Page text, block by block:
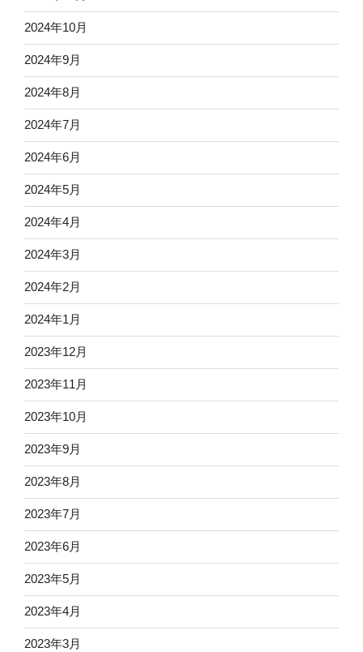
2024年10月
2024年9月
2024年8月
2024年7月
2024年6月
2024年5月
2024年4月
2024年3月
2024年2月
2024年1月
2023年12月
2023年11月
2023年10月
2023年9月
2023年8月
2023年7月
2023年6月
2023年5月
2023年4月
2023年3月